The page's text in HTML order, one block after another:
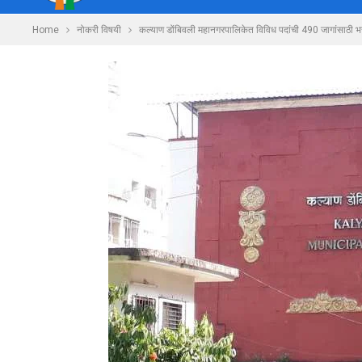
Home नोकरी विषयी कल्याण डोंबिवली महानगरपालिकेत विविध पदांची 490 जागांसाठी